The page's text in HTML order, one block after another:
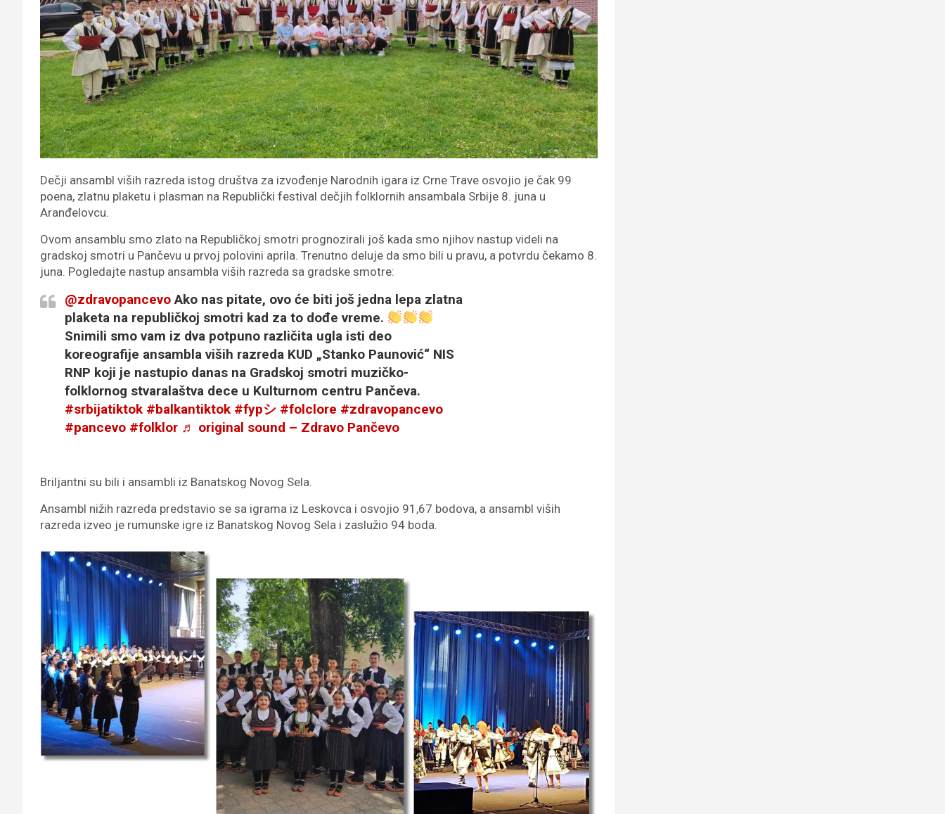
Dečji ansambl viših razreda istog društva za izvođenje Narodnih igara iz Crne Trave osvojio je čak 99
poena, zlatnu plaketu i plasman na Republički festival dečjih folklornih ansambala Srbije 8. juna u
Aranđelovcu.
Ovom ansamblu smo zlato na Republičkoj smotri prognozirali još kada smo njihov nastup videli na
gradskoj smotri u Pančevu u prvoj polovini aprila. Trenutno deluje da smo bili u pravu, a potvrdu čekamo 8.
juna. Pogledajte nastup ansambla viših razreda sa gradske smotre:
@zdravopancevoAko nas pitate, ovo će biti još jedna lepa zlatna
plaketa na republičkoj smotri kad za to dođe vreme.
Snimili smo vam iz dva potpuno različita ugla isti deo
koreografije ansambla viših razreda KUD „Stanko Paunović“ NIS
RNP koji je nastupio danas na Gradskoj smotri muzičko-
folklornog stvaralaštva dece u Kulturnom centru Pančeva.
#srbijatiktok #balkantiktok #fypシ #folclore #zdravopancevo
#pancevo #folklor ♬ original sound – Zdravo Pančevo
Briljantni su bili i ansambli iz Banatskog Novog Sela.
Ansambl nižih razreda predstavio se sa igrama iz Leskovca i osvojio 91,67 bodova, a ansambl viših
razreda izveo je rumunske igre iz Banatskog Novog Sela i zaslužio 94 boda.